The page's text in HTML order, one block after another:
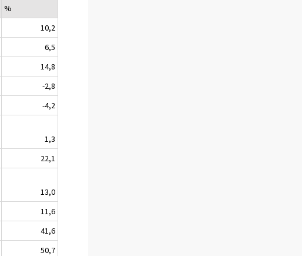
%
10,2
6,5
14,8
-2,8
-4,2
1,3
22,1
13,0
11,6
41,6
50,7